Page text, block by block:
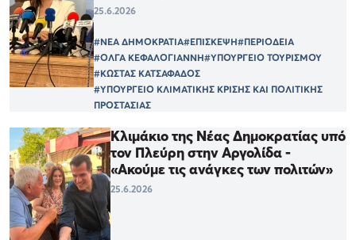
25.6.2026
#ΝΕΑ ΔΗΜΟΚΡΑΤΙΑ#ΕΠΙΣΚΕΨΗ#ΠΕΡΙΟΔΕΙΑ
#ΟΛΓΑ ΚΕΦΑΛΟΓΙΑΝΝΗ#ΥΠΟΥΡΓΕΙΟ ΤΟΥΡΙΣΜΟΥ
#ΚΩΣΤΑΣ ΚΑΤΣΑΦΑΔΟΣ
#ΥΠΟΥΡΓΕΙΟ ΚΛΙΜΑΤΙΚΗΣ ΚΡΙΣΗΣ ΚΑΙ ΠΟΛΙΤΙΚΗΣ
ΠΡΟΣΤΑΣΙΑΣ
Κλιμάκιο της Νέας Δημοκρατίας υπό
τον Πλεύρη στην Αργολίδα -
«Ακούμε τις ανάγκες των πολιτών»
25.6.2026